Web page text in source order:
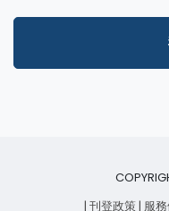
| 刊登政策| 服